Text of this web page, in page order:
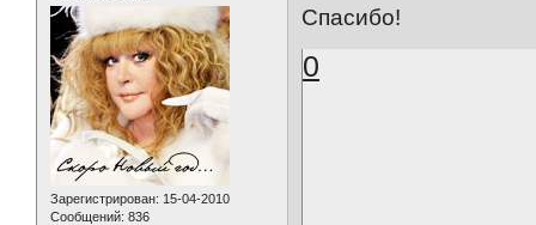
Зарегистрирован: 15-04-2010
Сообщений: 836
Спасибо!
0